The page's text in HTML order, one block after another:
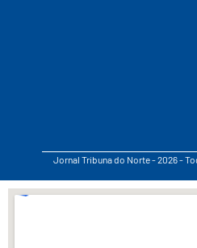
Jornal Tribuna do Norte - 2026 -